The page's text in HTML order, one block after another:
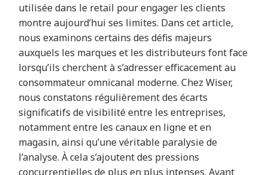
utilisée dans le retail pour engager les clients
montre aujourd’hui ses limites. Dans cet article,
nous examinons certains des défis majeurs
auxquels les marques et les distributeurs font face
lorsqu’ils cherchent à s’adresser efficacement au
consommateur omnicanal moderne. Chez Wiser,
nous constatons régulièrement des écarts
significatifs de visibilité entre les entreprises,
notamment entre les canaux en ligne et en
magasin, ainsi qu’une véritable paralysie de
l’analyse. À cela s’ajoutent des pressions
concurrentielles de plus en plus intenses. Avant